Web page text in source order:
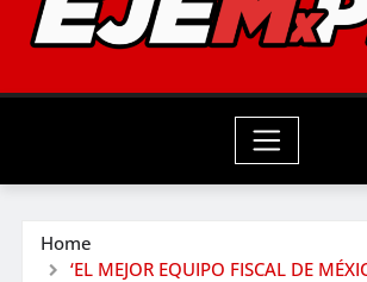
Home
‘EL MEJOR EQUIPO FISCAL DE